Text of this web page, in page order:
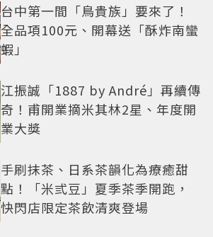
台中第一間「鳥貴族」要來了！
全品項100元、開幕送「酥炸南蠻
蝦」
江振誠「1887 by André」再續傳
奇！甫開業摘米其林2星、年度開
業大獎
手刷抹茶、日系茶韻化為療癒甜
點！「米弎豆」夏季茶季開跑，
快閃店限定茶飲清爽登場